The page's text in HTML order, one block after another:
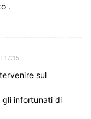
.
17:15
sul
gli infortunati di